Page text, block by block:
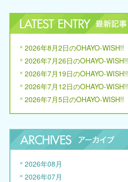
2026年8月2日のOHAYO-WISH!!
2026年7月26日のOHAYO-WISH!!
2026年7月19日のOHAYO-WISH!!
2026年7月12日のOHAYO-WISH!!
2026年7月5日のOHAYO-WISH!!
2026年08月
2026年07月